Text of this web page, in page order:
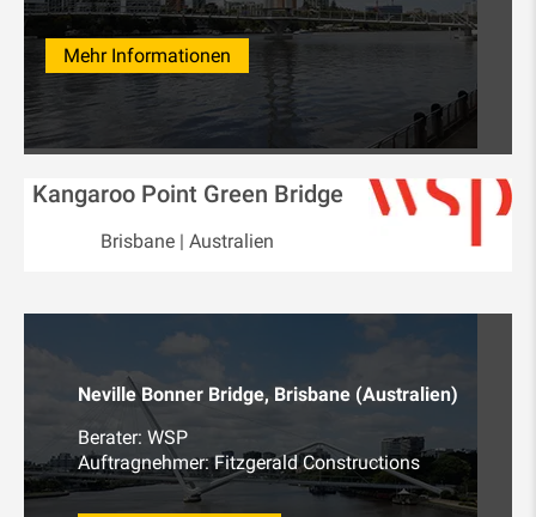
Mehr Informationen
Kangaroo Point Green Bridge
Brisbane | Australien
Neville Bonner Bridge, Brisbane (Australien)
Berater: WSP
Auftragnehmer: Fitzgerald Constructions